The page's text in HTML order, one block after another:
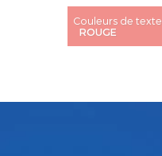
Couleurs de texte